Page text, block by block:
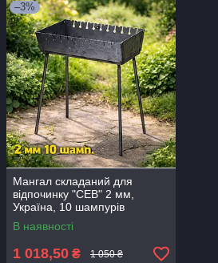
–3%
Мангал складаний для
відпочинку "СЕВ" 2 мм,
Україна, 10 шампурів
В наявності
1 018,50 ₴ 1 050 ₴